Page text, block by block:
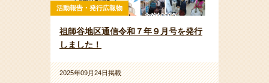
活動報告・発行広報物
祖師谷地区通信令和７年９月号を発行
しました！
2025年09月24日掲載